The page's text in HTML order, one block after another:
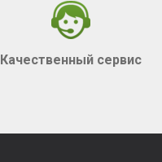
Качественный сервис